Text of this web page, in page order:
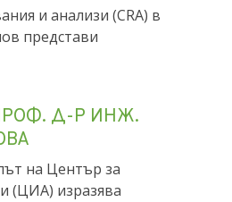
и анализи (CRA) в
представи
ПРОФ. Д-Р ИНЖ.
на Център за
(ЦИА) изразява